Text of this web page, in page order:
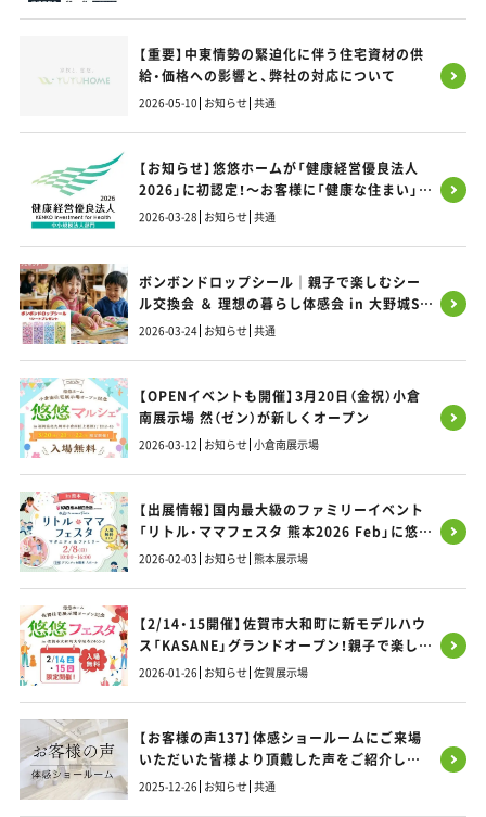
【重要】中東情勢の緊迫化に伴う住宅資材の供
給・価格への影響と、弊社の対応について
2026-05-10 お知らせ 共通
【お知らせ】悠悠ホームが「健康経営優良法人
2026」に初認定！～お客様に「健康な住まい」を
お届けするため、まずは社員の健康から～
2026-03-28 お知らせ 共通
ボンボンドロップシール｜親子で楽しむシー
ル交換会 ＆ 理想の暮らし体感会 in 大野城SI
モデルハウス
2026-03-24 お知らせ 共通
【OPENイベントも開催】3月20日（金祝）小倉
南展示場 然（ゼン）が新しくオープン
2026-03-12 お知らせ 小倉南展示場
【出展情報】国内最大級のファミリーイベント
「リトル・ママフェスタ 熊本2026 Feb」に悠悠
ホームが出展いたします！
2026-02-03 お知らせ 熊本展示場
【2/14・15開催】佐賀市大和町に新モデルハウ
ス「KASANE」グランドオープン！親子で楽しめ
る記念フェスタへ遊びに来ませんか？
2026-01-26 お知らせ 佐賀展示場
【お客様の声137】体感ショールームにご来場
いただいた皆様より頂戴した声をご紹介しま
す！
2025-12-26 お知らせ 共通